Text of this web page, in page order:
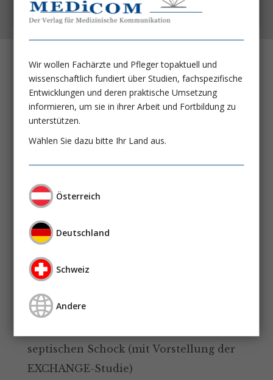
Kostenfrei auch als App
Fiebersenkung bei Intensivpatienten:
Und täglich grüßt das Murmeltier
Prof. Dr. Wilfred Druml
selektive Darmdekontamination (SDD)
oder orales Chlorhexidin:
Nur bei selektierten Intensivstationen?
Prof. Dr. med. Wolfgang A. Krüger
Nebennierenrindenfunktion bei kritisch
Kranken:
Unter- oder Überfunktion?
Prof. Dr. Josef Briegel
„To Remove and Replace“
septischen Schock (mit Vorstellung der
EXCHANGE-Studie)
Wir wollen Fachärzte und Pfleger topaktuell und
wissenschaftlich fundiert über Studien, fachspezifische
Entwicklungen und deren praktische Umsetzung
informieren, um sie in ihrer Arbeit und Fortbildung zu
unterstützen.
Wählen Sie dazu bitte Ihr Land aus.
Österreich
Deutschland
Schweiz
Andere